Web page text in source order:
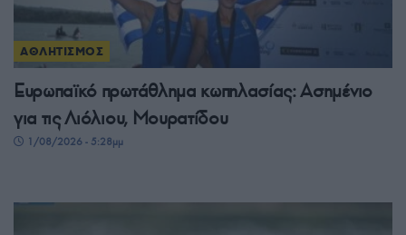
ΑΘΛΗΤΙΣΜΟΣ
Ευρωπαϊκό πρωτάθλημα κωπηλασίας: Ασημένιο
για τις Λιόλιου, Μουρατίδου
1/08/2026 - 5:28μμ